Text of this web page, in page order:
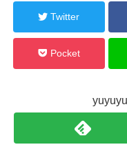
Twitter
Pocket